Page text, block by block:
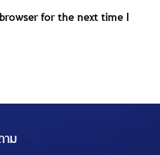
for the next time I
ม